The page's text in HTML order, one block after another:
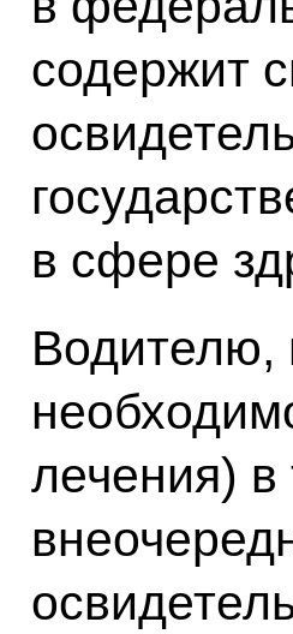
содержит
в сфере
Водителю,
лечения) в